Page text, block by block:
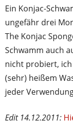
Ein Konjac-
ungefähr drei
The Konjac
Schwamm auch
nicht probiert,
(sehr) heißem
jeder
Edit 14.12.2011: